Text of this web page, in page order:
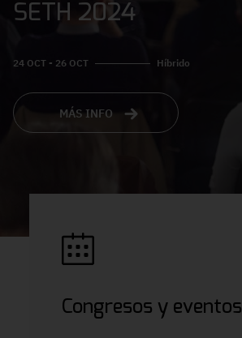
SETH 2024
24 OCT - 26 OCT Híbrido
MÁS INFO
Congresos y eventos